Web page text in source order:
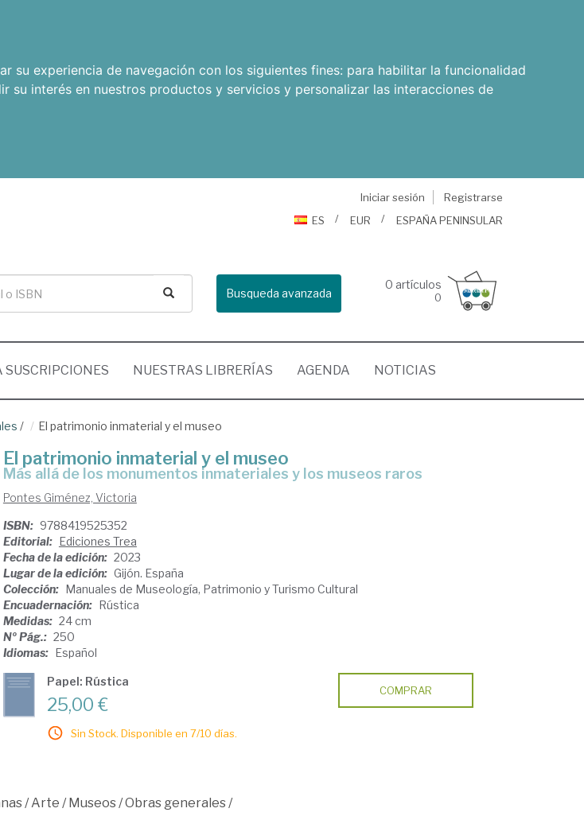
su experiencia de navegación con los siguientes fines: para habilitar la funcionalidad
su interés en nuestros productos y servicios y personalizar las interacciones de
Iniciar sesión
Registrarse
ES
EUR ESPAÑA PENINSULAR
Busqueda avanzada
0 artículos
0
SUSCRIPCIONES NUESTRAS LIBRERÍAS AGENDA NOTICIAS
/ El patrimonio inmaterial y el museo
El patrimonio inmaterial y el museo
más allá de los monumentos inmateriales y los museos raros
Pontes Giménez, Victoria
ISBN: 9788419525352
Editorial: Ediciones Trea
Fecha de la edición: 2023
Lugar de la edición: Gijón. España
Colección: Manuales de Museología, Patrimonio y Turismo Cultural
Encuadernación: Rústica
Medidas: 24 cm
Nº Pág.: 250
Idiomas: Español
Papel: Rústica
25,00 €
Sin Stock. Disponible en 7/10 días.
COMPRAR
/Arte /Museos/Obras generales/